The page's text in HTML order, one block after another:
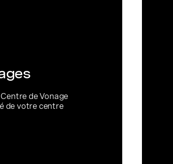
de Vonage
de votre centre